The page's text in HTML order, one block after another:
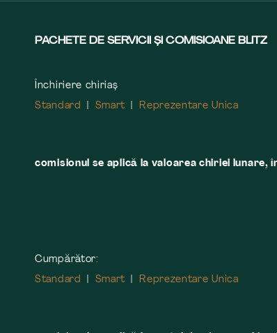
PACHETE DE SERVICII ȘI COMISIOANE BLITZ
Închiriere chiriaș
Standard
Smart Reprezentare Unica
comisionul se aplică la valoarea chiriei
Cumpărător:
Standard
Smart Reprezentare Unica